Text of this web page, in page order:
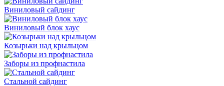
Виниловый сайдинг
Виниловый блок хаус
Козырьки над крыльцом
Заборы из профнастила
Стальной сайдинг